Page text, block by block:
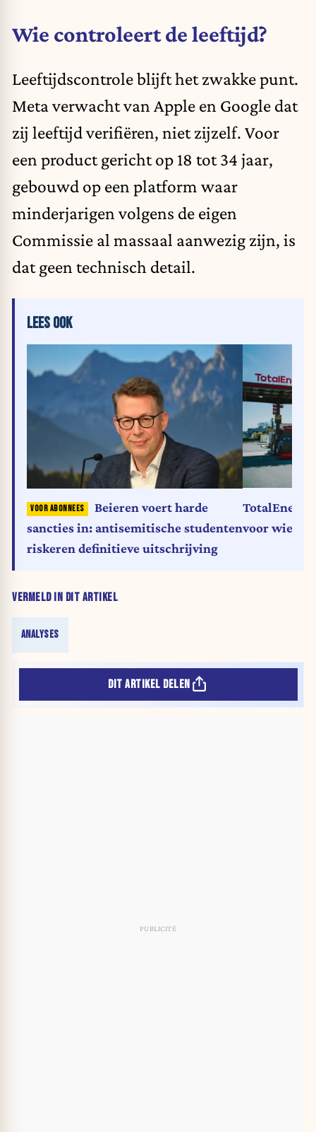
Wie controleert de leeftijd?
Leeftijdscontrole blijft het zwakke punt.
Meta verwacht van Apple en Google dat
zij leeftijd verifiëren, niet zijzelf. Voor
een product gericht op 18 tot 34 jaar,
gebouwd op een platform waar
minderjarigen volgens de eigen
Commissie al massaal aanwezig zijn, is
dat geen technisch detail.
VERMELD IN DIT ARTIKEL
ANALYSES
LEES OOK
Beieren voert harde
sancties in: antisemitische studenten
riskeren definitieve uitschrijving
voor wie bij
DIT ARTIKEL DELEN